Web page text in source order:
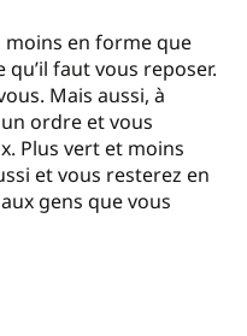
en forme que
qu’il faut vous reposer.
Mais aussi, à
ordre et vous
Plus vert et moins
et vous resterez en
gens que vous